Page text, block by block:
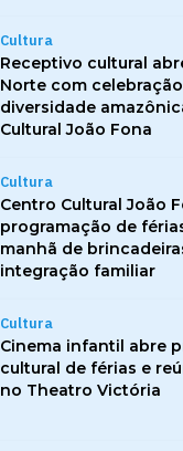
Cultura
Receptivo cultural
Norte com
diversidade
Cultural João Fona
Cultura
Centro Cultural João
programação de
manhã de
integração familiar
Cultura
Cinema infantil abre
cultural de férias e
no Theatro Victória